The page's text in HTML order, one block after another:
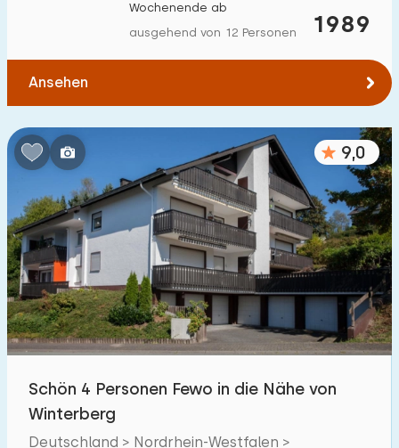
1989
Wochenende ab
ausgehend von 12 Personen
Ansehen
9,0
Schön 4 Personen Fewo in die Nähe von
Winterberg
Deutschland > Nordrhein-Westfalen >